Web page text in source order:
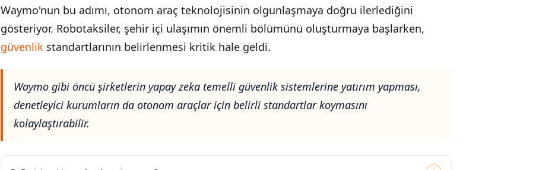
Waymo'nun bu adımı, otonom araç teknolojisinin olgunlaşmaya doğru ilerlediğini
gösteriyor. Robotaksiler, şehir içi ulaşımın önemli bölümünü oluşturmaya başlarken,
güvenlik standartlarının belirlenmesi kritik hale geldi.
Waymo gibi öncü şirketlerin yapay zeka temelli güvenlik sistemlerine yatırım yapması,
denetleyici kurumların da otonom araçlar için belirli standartlar koymasını
kolaylaştırabilir.